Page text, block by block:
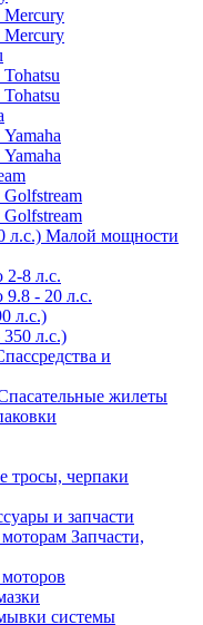
Mercury
Mercury
Малой мощности
8 л.с.
- 20 л.с.
л.с.)
л.с.)
и
жилеты
тросы, черпаки
и запчасти
Запчасти,
системы